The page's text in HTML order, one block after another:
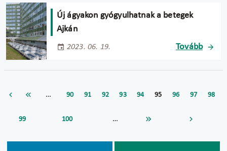
Új ágyakon gyógyulhatnak a betegek
Ajkán
2023. 06. 19. Tovább
… 90 91 92 93 94 95 96 97 98
99 100 …